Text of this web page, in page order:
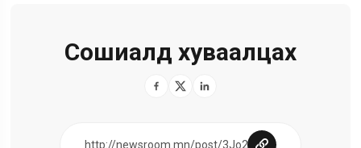
Сошиалд хуваалцах